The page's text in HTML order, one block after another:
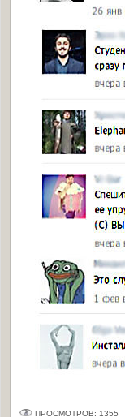
ПРОСМОТРОВ: 1355